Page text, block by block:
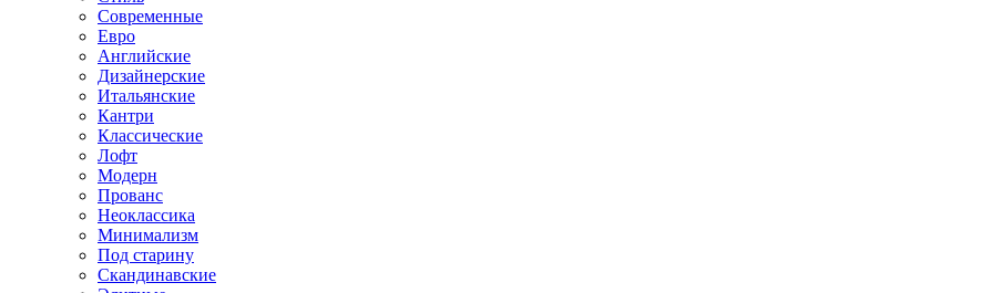
Современные
Евро
Английские
Дизайнерские
Итальянские
Кантри
Классические
Лофт
Модерн
Прованс
Неоклассика
Минимализм
Под старину
Скандинавские